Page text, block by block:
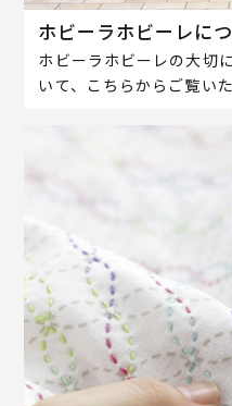
ホビーラホビーレに
ホビーラホビーレの大切
いて、こちらからご覧いた